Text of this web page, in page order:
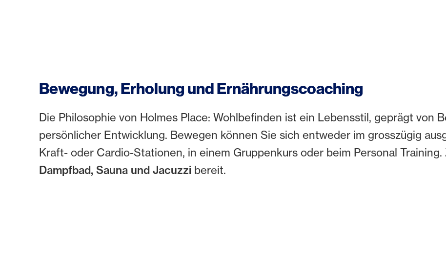
Bewegung, Erholung und Ernährungscoaching
Die Philosophie von Holmes Place: Wohlbefinden ist ein Lebensstil, geprägt von
persönlicher Entwicklung. Bewegen können Sie sich entweder im grosszügig
Kraft- oder Cardio-Stationen, in einem Gruppenkurs oder beim Personal
Dampfbad, Sauna und Jacuzzi bereit.